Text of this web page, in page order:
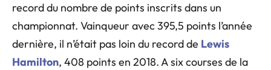
record du nombre de points inscrits dans un
championnat. Vainqueur avec 395,5 points l’année
dernière, il n’était pas loin du record de Lewis
Hamilton, 408 points en 2018. A six courses de la